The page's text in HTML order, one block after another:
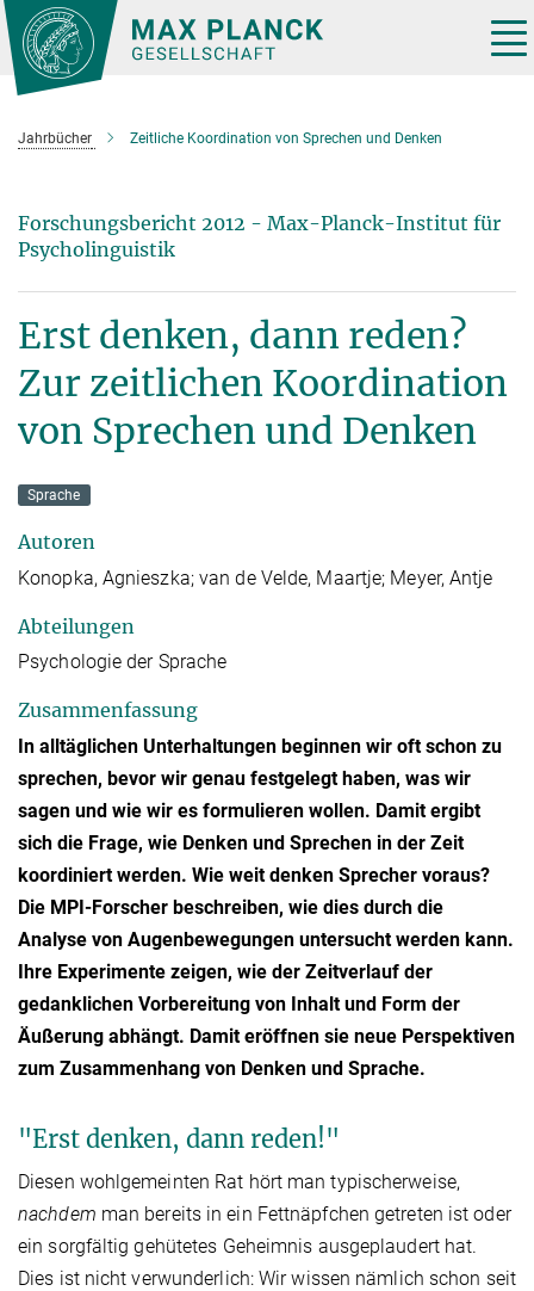
Hauptinhalt
Jahrbücher Zeitliche Koordination von Sprechen und Denken
Forschungsbericht 2012 - Max-Planck-Institut für
Psycholinguistik
Erst denken, dann reden?
Zur zeitlichen Koordination
von Sprechen und Denken
Sprache
Autoren
Konopka, Agnieszka; van de Velde, Maartje; Meyer, Antje
Abteilungen
Psychologie der Sprache
Zusammenfassung
In alltäglichen Unterhaltungen beginnen wir oft schon zu
sprechen, bevor wir genau festgelegt haben, was wir
sagen und wie wir es formulieren wollen. Damit ergibt
sich die Frage, wie Denken und Sprechen in der Zeit
koordiniert werden. Wie weit denken Sprecher voraus?
Die MPI-Forscher beschreiben, wie dies durch die
Analyse von Augenbewegungen untersucht werden kann.
Ihre Experimente zeigen, wie der Zeitverlauf der
gedanklichen Vorbereitung von Inhalt und Form der
Äußerung abhängt. Damit eröffnen sie neue Perspektiven
zum Zusammenhang von Denken und Sprache.
"Erst denken, dann reden!"
Diesen wohlgemeinten Rat hört man typischerweise,
nachdem man bereits in ein Fettnäpfchen getreten ist oder
ein sorgfältig gehütetes Geheimnis ausgeplaudert hat.
Dies ist nicht verwunderlich: Wir wissen nämlich schon seit